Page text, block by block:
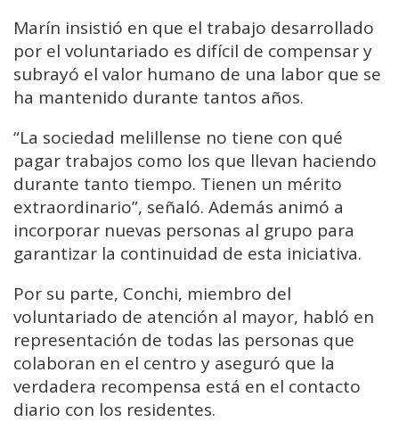
Marín insistió en que el trabajo desarrollado
por el voluntariado es difícil de compensar y
subrayó el valor humano de una labor que se
ha mantenido durante tantos años.
“La sociedad melillense no tiene con qué
pagar trabajos como los que llevan haciendo
durante tanto tiempo. Tienen un mérito
extraordinario”, señaló. Además animó a
incorporar nuevas personas al grupo para
garantizar la continuidad de esta iniciativa.
Por su parte, Conchi, miembro del
voluntariado de atención al mayor, habló en
representación de todas las personas que
colaboran en el centro y aseguró que la
verdadera recompensa está en el contacto
diario con los residentes.